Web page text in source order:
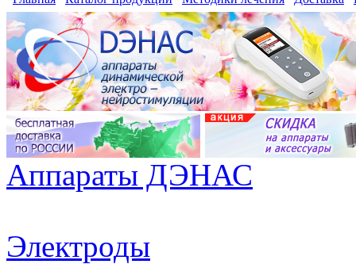
Аппараты ДЭНАС
Электроды